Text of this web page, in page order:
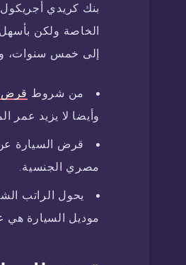
بنك كريدي
إلى خمس سنوات،
من شروط قرض
وأيضا لا يزيد عمر المقترض عن 65عاما
قرض السيارة
مصري الجنسية.
يحول الراتب
موديل السيارة